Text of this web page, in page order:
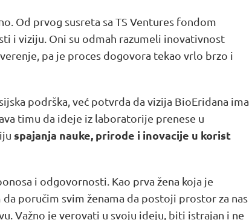
Od prvog susreta sa TS Ventures fondom
i viziju. Oni su odmah razumeli inovativnost
pa je proces dogovora tekao vrlo brzo i
podrška, već potvrda da vizija BioEridana ima
timu da ideje iz laboratorije prenese u
spajanja nauke, prirode i inovacije u korist
i odgovornosti. Kao prva žena koja je
poručim svim ženama da postoji prostor za nas
Važno je verovati u svoju ideju, biti istrajan i ne